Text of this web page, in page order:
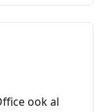
ook al